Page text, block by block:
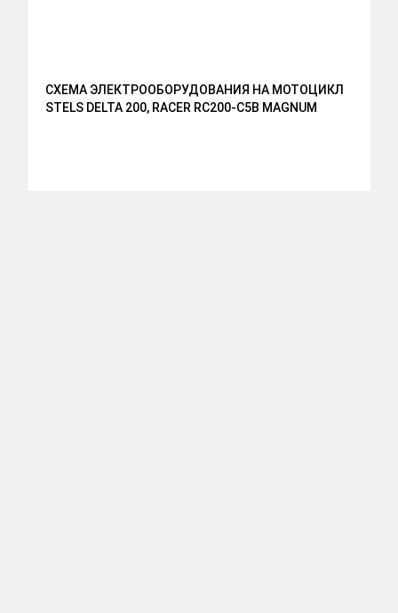
СХЕМА ЭЛЕКТРООБОРУДОВАНИЯ НА МОТОЦИКЛ
STELS DELTA 200, RACER RC200-C5B MAGNUM